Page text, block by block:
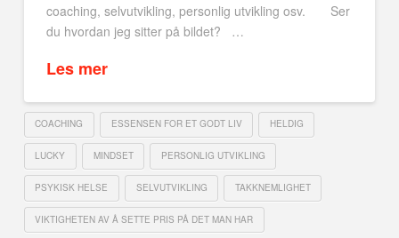
coaching, selvutvikling, personlig utvikling osv. Ser
du hvordan jeg sitter på bildet? …
Les mer
COACHING ESSENSEN FOR ET GODT LIV HELDIG
LUCKY MINDSET PERSONLIG UTVIKLING
PSYKISK HELSE SELVUTVIKLING TAKKNEMLIGHET
VIKTIGHETEN AV Å SETTE PRIS PÅ DET MAN HAR